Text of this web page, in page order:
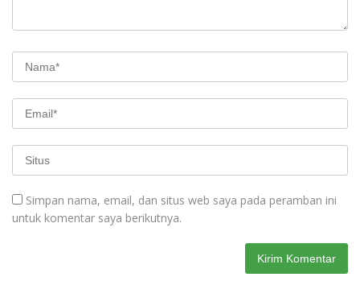
Simpan nama, email, dan situs web saya pada peramban ini
untuk komentar saya berikutnya.